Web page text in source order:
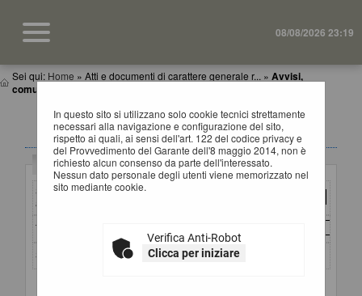
08/08/2026 23:19
Sei qui: Home » Atti e documenti di carattere generale r... » Avvisi,
comunicazioni e atti di caratter...
In questo sito si utilizzano solo cookie tecnici strettamente
necessari alla navigazione e configurazione del sito,
rispetto ai quali, ai sensi dell'art. 122 del codice privacy e
del Provvedimento del Garante dell'8 maggio 2014, non è
richiesto alcun consenso da parte dell'interessato.
Nessun dato personale degli utenti viene memorizzato nel
sito mediante cookie.
Verifica Anti-Robot
Clicca per iniziare
AVVISI, COMUNICAZIONI E ATTI DI CARATTERE
GENERALE
Criteri di ricerca
Stazione
appaltante :
Titolo :
Stato :